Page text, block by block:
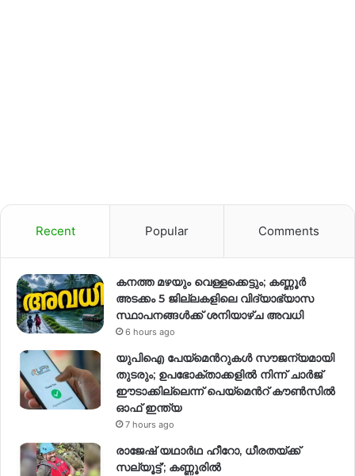
Recent Popular Comments
കനത്ത മഴയും വെള്ളക്കെട്ടും; കണ്ണൂർ
അടക്കം 5 ജില്ലകളിലെ വിദ്യാഭ്യാസ
സ്ഥാപനങ്ങള്‍ക്ക് ശനിയാഴ്ച അവധി
6 hours ago
യുപിഐ പേയ്മെന്‍റുകൾ സൗജന്യമായി
തുടരും; ഉപഭോക്താക്കളിൽ നിന്ന് ചാർജ്
ഈടാക്കില്ലെന്ന് പെയ്മെന്‍റ് കൗൺസിൽ
ഓഫ് ഇന്ത്യ
7 hours ago
രാജേഷ് യഥാര്‍ഥ ഹീറോ, ധീരതയ്ക്ക്
സല്യൂട്ട്’; കണ്ണൂരിൽ